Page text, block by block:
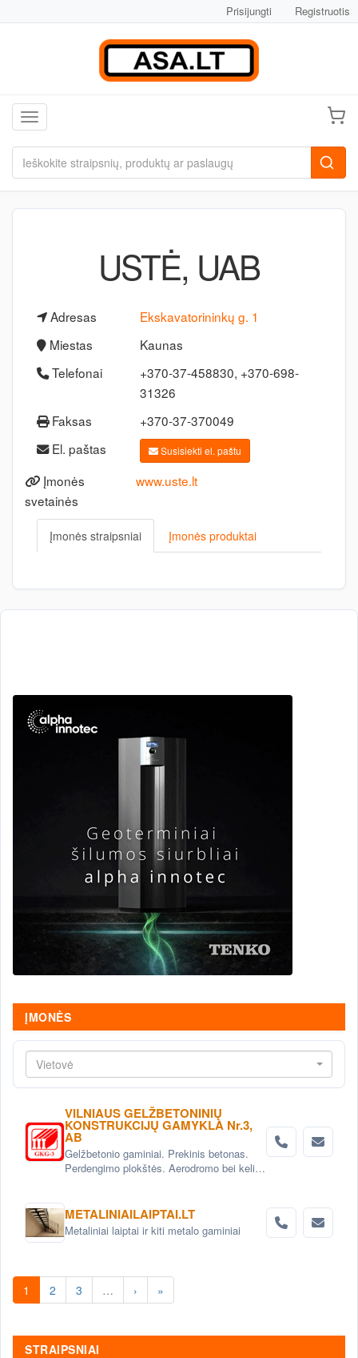
Prisijungti Registruotis
Toggle navigation
USTĖ, UAB
Adresas
Ekskavatorininkų g. 1
Miestas
Kaunas
Telefonai
+370-37-458830, +370-698-
31326
Faksas
+370-37-370049
El. paštas
Susisiekti el. paštu
Įmonės
svetainės
www.uste.lt
Įmonės straipsniai Įmonės produktai
ĮMONĖS
Vietovė
VILNIAUS GELŽBETONINIŲ
KONSTRUKCIJŲ GAMYKLA Nr.3,
AB
Gelžbetonio gaminiai. Prekinis betonas.
Perdengimo plokštės. Aerodromo bei kelio
METALINIAILAIPTAI.LT
Metaliniai laiptai ir kiti metalo gaminiai
1 2 3 … › »
STRAIPSNIAI